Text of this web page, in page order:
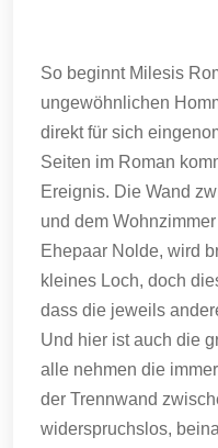
So beginnt Milesis
ungewöhnlichen
direkt für sich
Seiten im Roman
Ereignis. Die Wand
und dem
Ehepaar Nolde, wird
kleines Loch, doch
dass die jeweils
Und hier ist auch die
alle nehmen die
der Trennwand
widerspruchslos,